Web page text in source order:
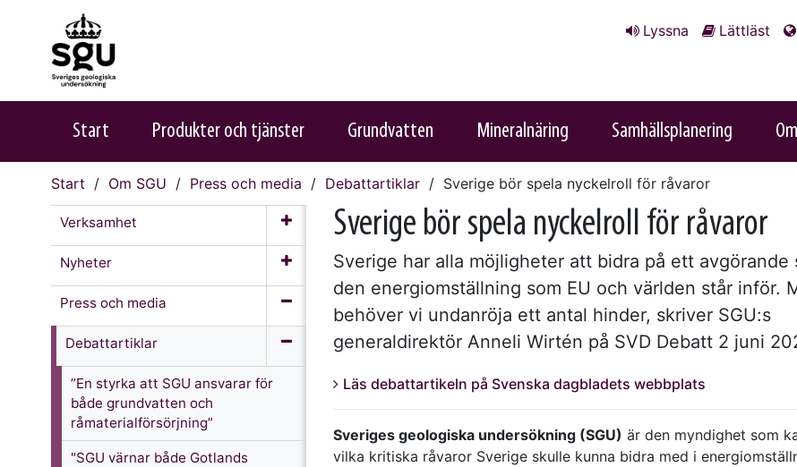
Lyssna Lättläst
Start Produkter och tjänster Grundvatten Mineralnäring Samhällsplanering
Start Om SGU Press och media Debattartiklar Sverige bör spela nyckel­roll för råvaror
Verksamhet
Nyheter
Press och media
Debattartiklar
”En styrka att SGU ansvarar för
både grundvatten och
råmaterialförsörjning”
"SGU värnar både Gotlands
Sverige bör spela nyckel­roll för råvaror
Sverige har alla möjligheter att bidra på ett avgörande
den energi­omställning som EU och världen står inför.
behöver vi undanröja ett antal hinder, skriver SGU:s
generaldirektör Anneli Wirtén på SVD Debatt 2 juni
Läs debattartikeln på Svenska dagbladets webbplats
Sveriges geologiska undersökning (SGU) är den myndighet som
vilka kritiska råvaror Sverige skulle kunna bidra med i